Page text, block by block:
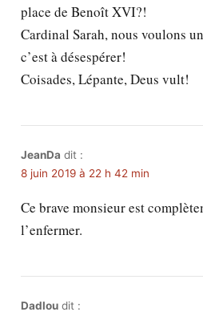
place de Benoît XVI?!
Cardinal Sarah, nous voulons
c’est à désespérer!
Coisades, Lépante, Deus vult!
JeanDa dit :
8 juin 2019 à 22 h 42 min
Ce brave monsieur est
l’enfermer.
Dadlou dit :